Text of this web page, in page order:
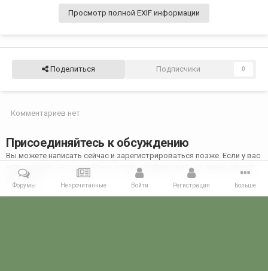
Просмотр полной EXIF информации
Поделиться Подписчики 0
Комментариев нет
Присоединяйтесь к обсуждению
Вы можете написать сейчас и зарегистрироваться позже. Если у вас
есть аккаунт,
авторизуйтесь
, чтобы опубликовать от имени своего
аккаунта.
Форумы Непрочитанные Войти Регистрация Больше